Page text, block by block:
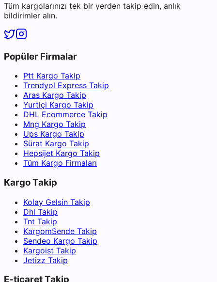
Tüm kargolarınızı tek bir yerden takip edin, anlık
bildirimler alın.
Popüler Firmalar
Ptt Kargo Takip
Trendyol Express Takip
Aras Kargo Takip
Yurtiçi Kargo Takip
DHL Ecommerce Takip
Mng Kargo Takip
Ups Kargo Takip
Sürat Kargo Takip
Hepsijet Kargo Takip
Tüm Kargo Firmaları
Kargo Takip
Kolay Gelsin Takip
Dhl Takip
Tnt Takip
KargomSende Takip
Sendeo Kargo Takip
Kargoist Takip
Jetizz Takip
E-ticaret Takip